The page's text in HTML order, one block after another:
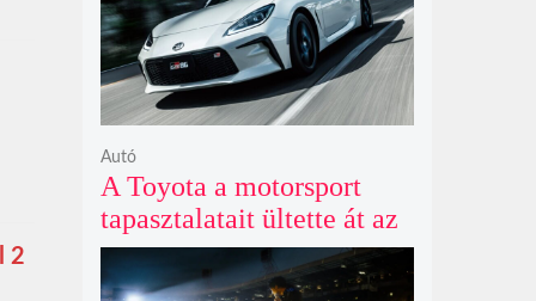
2
A Toyota a motorsport
tapasztalatait ültette át az
új GR86 vezethetőségébe
és biztonságába
Autó